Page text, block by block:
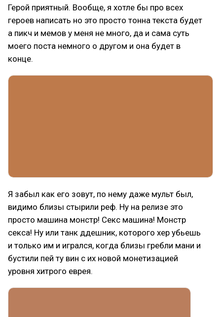
Герой приятный. Вообще, я хотле бы про всех
героев написать но это просто тонна текста будет
а пикч и мемов у меня не много, да и сама суть
моего поста немного о другом и она будет в
конце.
Я забыл как его зовут, по нему даже мульт был,
видимо близы стырили реф. Ну на релизе это
просто машина монстр! Секс машина! Монстр
секса! Ну или танк ддешник, которого хер убьешь
и только им и игрался, когда близы гребли мани и
бустили пей ту вин с их новой монетизацией
уровня хитрого еврея.